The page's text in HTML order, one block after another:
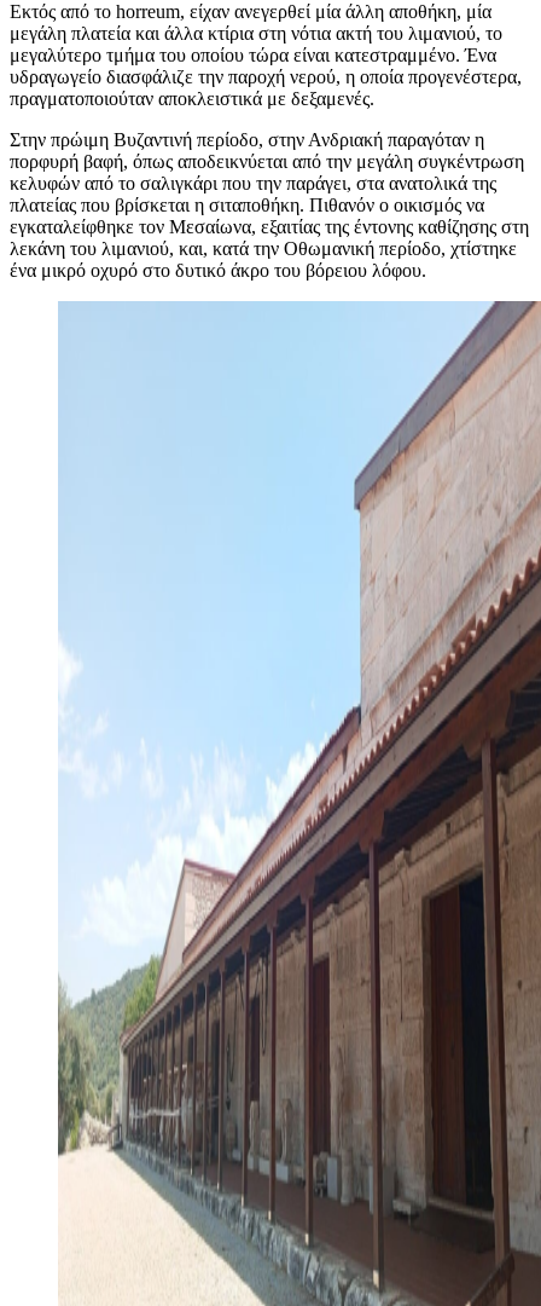
Εκτός από το horreum, είχαν ανεγερθεί μία άλλη αποθήκη, μία
μεγάλη πλατεία και άλλα κτίρια στη νότια ακτή του λιμανιού, το
μεγαλύτερο τμήμα του οποίου τώρα είναι κατεστραμμένο. Ένα
υδραγωγείο διασφάλιζε την παροχή νερού, η οποία προγενέστερα,
πραγματοποιούταν αποκλειστικά με δεξαμενές.
Στην πρώιμη Βυζαντινή περίοδο, στην Ανδριακή παραγόταν η
πορφυρή βαφή, όπως αποδεικνύεται από την μεγάλη συγκέντρωση
κελυφών από το σαλιγκάρι που την παράγει, στα ανατολικά της
πλατείας που βρίσκεται η σιταποθήκη. Πιθανόν ο οικισμός να
εγκαταλείφθηκε τον Μεσαίωνα, εξαιτίας της έντονης καθίζησης στη
λεκάνη του λιμανιού, και, κατά την Οθωμανική περίοδο, χτίστηκε
ένα μικρό οχυρό στο δυτικό άκρο του βόρειου λόφου.